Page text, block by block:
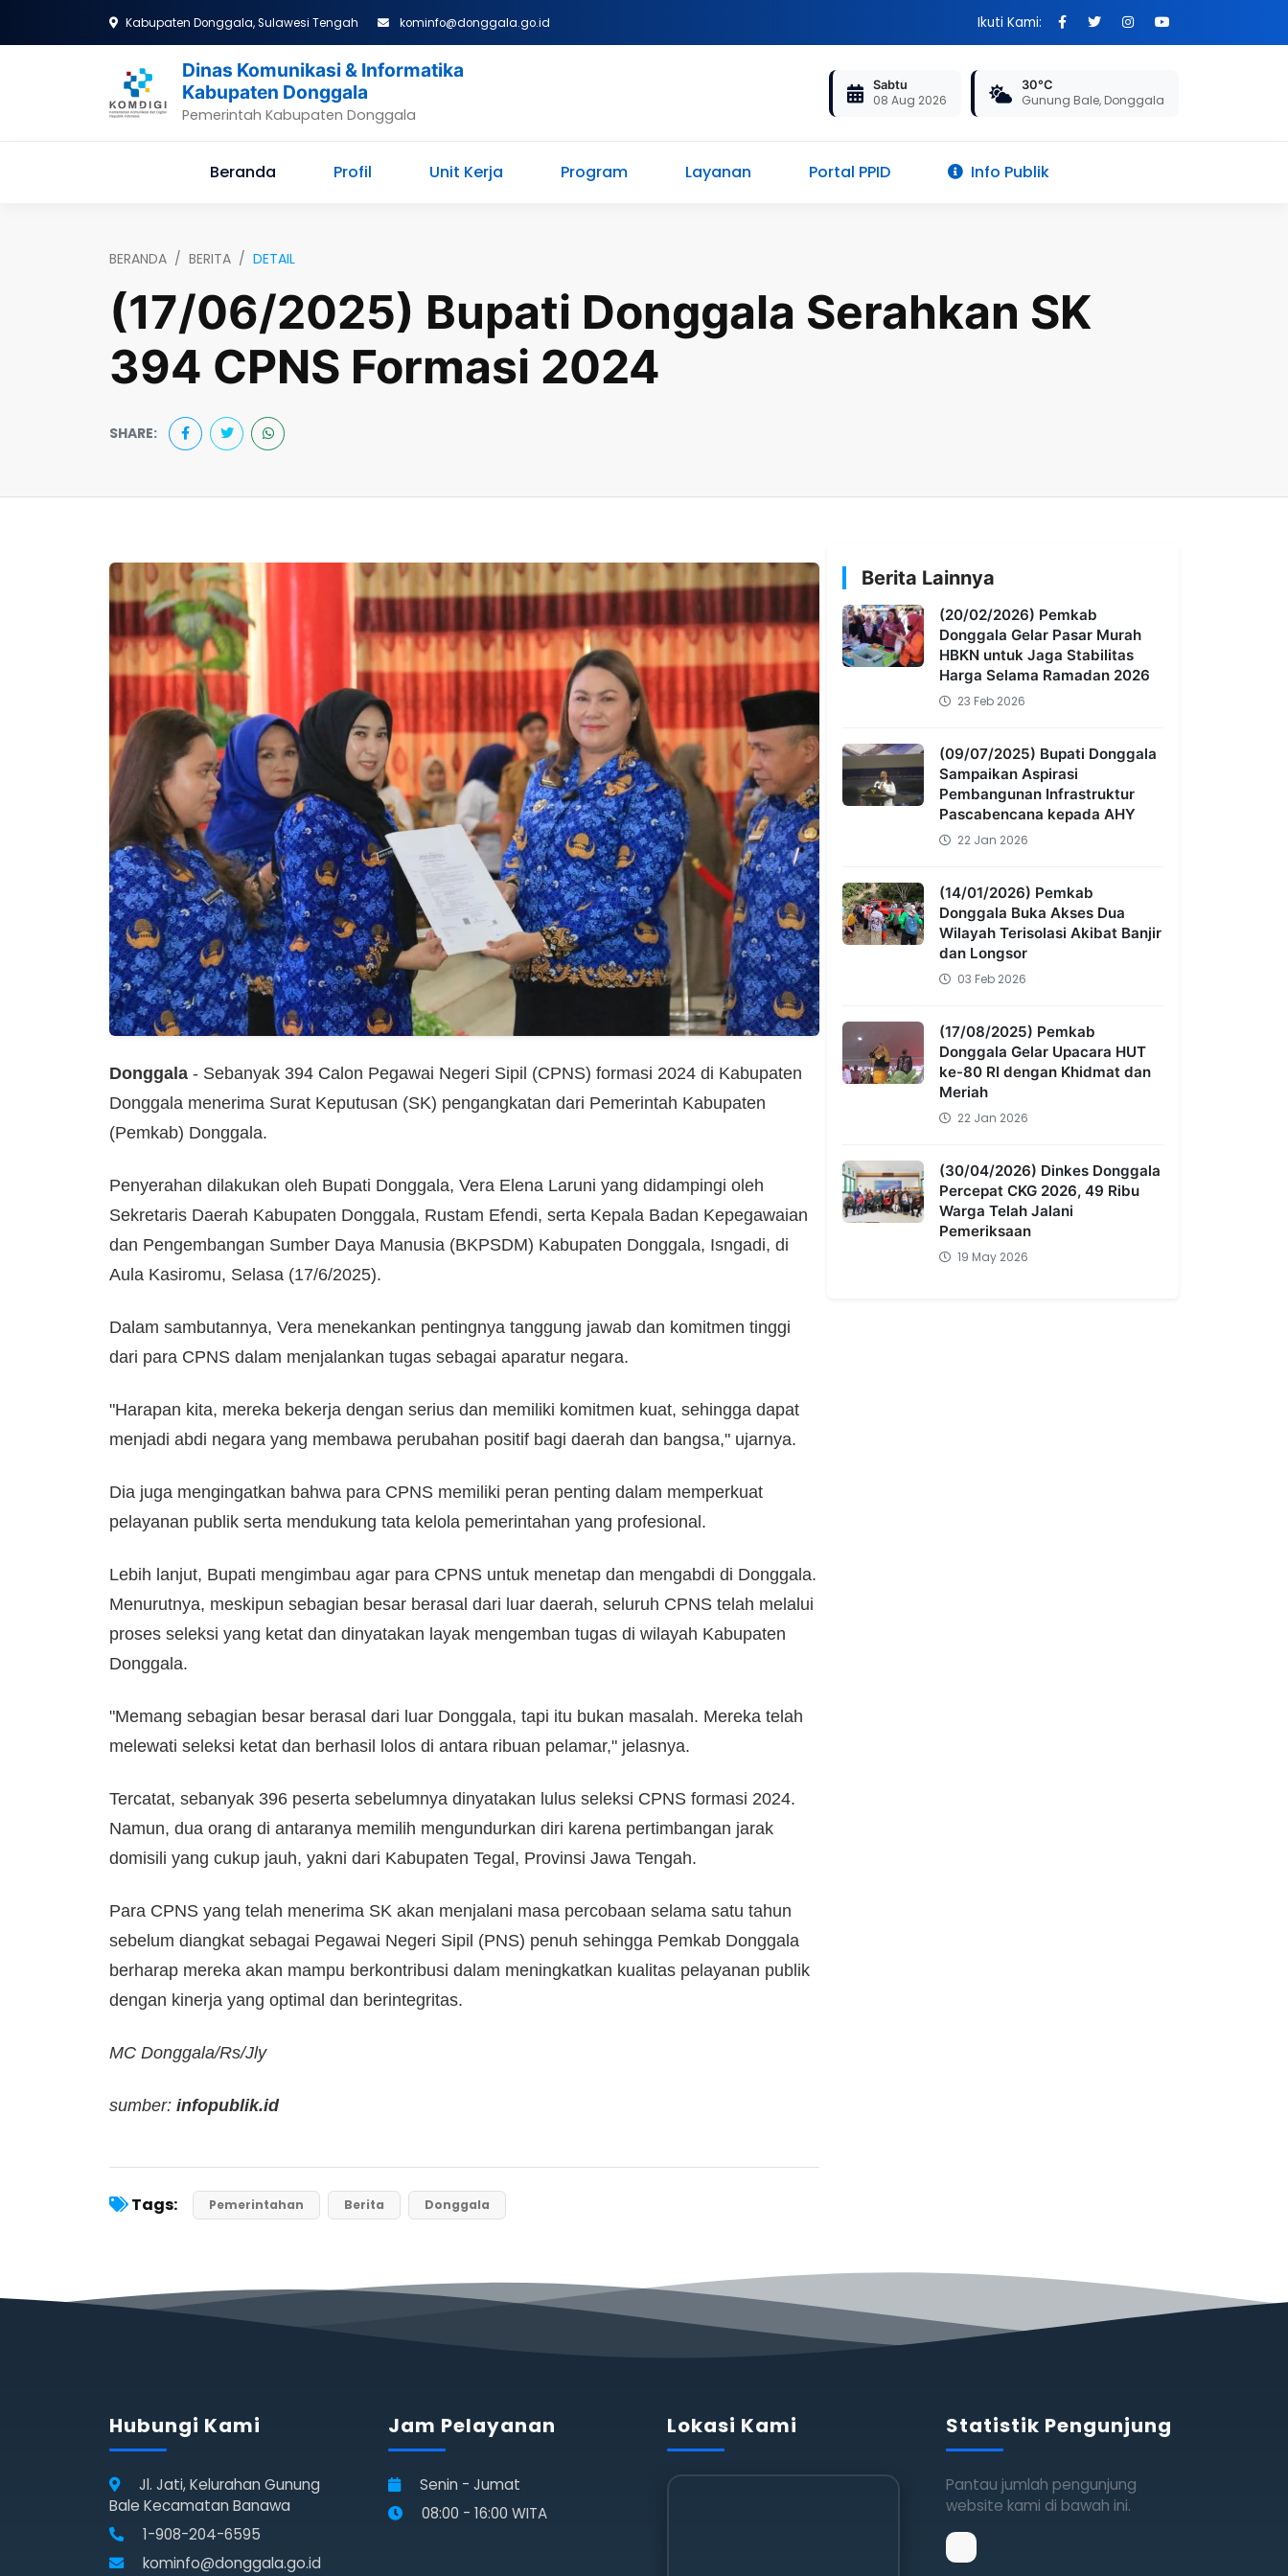
Kabupaten Donggala, Sulawesi Tengah kominfo@donggala.go.id Ikuti Kami:
Dinas Komunikasi & Informatika
Kabupaten Donggala
Pemerintah Kabupaten Donggala
Sabtu
08 Aug 2026
30°C
Gunung Bale, Donggala
Beranda Profil Unit Kerja Program Layanan Portal PPID Info Publik
BERANDA BERITA DETAIL
(17/06/2025) Bupati Donggala Serahkan SK
394 CPNS Formasi 2024
SHARE:
Donggala - Sebanyak 394 Calon Pegawai Negeri Sipil (CPNS) formasi 2024 di Kabupaten
Donggala menerima Surat Keputusan (SK) pengangkatan dari Pemerintah Kabupaten
(Pemkab) Donggala.
Penyerahan dilakukan oleh Bupati Donggala, Vera Elena Laruni yang didampingi oleh
Sekretaris Daerah Kabupaten Donggala, Rustam Efendi, serta Kepala Badan Kepegawaian
dan Pengembangan Sumber Daya Manusia (BKPSDM) Kabupaten Donggala, Isngadi, di
Aula Kasiromu, Selasa (17/6/2025).
Dalam sambutannya, Vera menekankan pentingnya tanggung jawab dan komitmen tinggi
dari para CPNS dalam menjalankan tugas sebagai aparatur negara.
"Harapan kita, mereka bekerja dengan serius dan memiliki komitmen kuat, sehingga dapat
menjadi abdi negara yang membawa perubahan positif bagi daerah dan bangsa," ujarnya.
Dia juga mengingatkan bahwa para CPNS memiliki peran penting dalam memperkuat
pelayanan publik serta mendukung tata kelola pemerintahan yang profesional.
Lebih lanjut, Bupati mengimbau agar para CPNS untuk menetap dan mengabdi di Donggala.
Menurutnya, meskipun sebagian besar berasal dari luar daerah, seluruh CPNS telah melalui
proses seleksi yang ketat dan dinyatakan layak mengemban tugas di wilayah Kabupaten
Donggala.
"Memang sebagian besar berasal dari luar Donggala, tapi itu bukan masalah. Mereka telah
melewati seleksi ketat dan berhasil lolos di antara ribuan pelamar," jelasnya.
Tercatat, sebanyak 396 peserta sebelumnya dinyatakan lulus seleksi CPNS formasi 2024.
Namun, dua orang di antaranya memilih mengundurkan diri karena pertimbangan jarak
domisili yang cukup jauh, yakni dari Kabupaten Tegal, Provinsi Jawa Tengah.
Para CPNS yang telah menerima SK akan menjalani masa percobaan selama satu tahun
sebelum diangkat sebagai Pegawai Negeri Sipil (PNS) penuh sehingga Pemkab Donggala
berharap mereka akan mampu berkontribusi dalam meningkatkan kualitas pelayanan publik
dengan kinerja yang optimal dan berintegritas.
MC Donggala/Rs/Jly
sumber: infopublik.id
Tags: Pemerintahan Berita Donggala
Berita Lainnya
(20/02/2026) Pemkab
Donggala Gelar Pasar Murah
HBKN untuk Jaga Stabilitas
Harga Selama Ramadan 2026
23 Feb 2026
(09/07/2025) Bupati Donggala
Sampaikan Aspirasi
Pembangunan Infrastruktur
Pascabencana kepada AHY
22 Jan 2026
(14/01/2026) Pemkab
Donggala Buka Akses Dua
Wilayah Terisolasi Akibat Banjir
dan Longsor
03 Feb 2026
(17/08/2025) Pemkab
Donggala Gelar Upacara HUT
ke-80 RI dengan Khidmat dan
Meriah
22 Jan 2026
(30/04/2026) Dinkes Donggala
Percepat CKG 2026, 49 Ribu
Warga Telah Jalani
Pemeriksaan
19 May 2026
Hubungi Kami
Jl. Jati, Kelurahan Gunung
Bale Kecamatan Banawa
1-908-204-6595
kominfo@donggala.go.id
Jam Pelayanan
Senin - Jumat
08:00 - 16:00 WITA
Lokasi Kami Statistik Pengunjung
Pantau jumlah pengunjung
website kami di bawah ini.